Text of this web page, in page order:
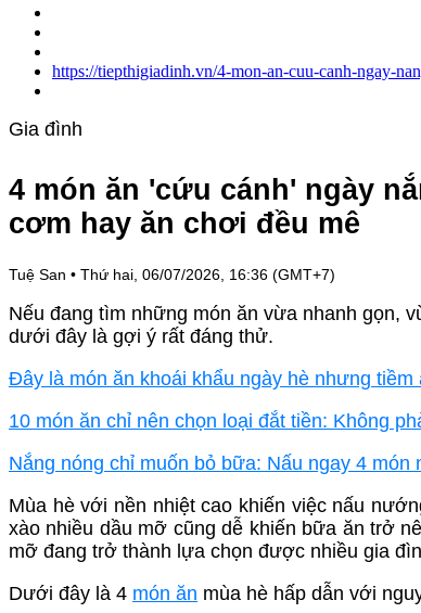
https://tiepthigiadinh.vn/4-mon-an-cuu-canh-ngay-
Gia đình
4 món ăn 'cứu cánh' ngày
cơm hay ăn chơi đều mê
Tuệ San • Thứ hai, 06/07/2026, 16:36 (GMT+7)
Nếu đang tìm những món ăn vừa nhanh gọn,
dưới đây là gợi ý rất đáng thử.
Đây là món ăn khoái khẩu ngày hè nhưng
10 món ăn chỉ nên chọn loại đắt tiền: Không
Nắng nóng chỉ muốn bỏ bữa: Nấu ngay 4
Mùa hè với nền nhiệt cao khiến việc nấu
xào nhiều dầu mỡ cũng dễ khiến bữa ăn trở
mỡ đang trở thành lựa chọn được nhiều gia
Dưới đây là 4 món ăn mùa hè hấp dẫn với